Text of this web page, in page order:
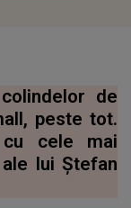
de
peste tot.
cele mai
lui Ştefan